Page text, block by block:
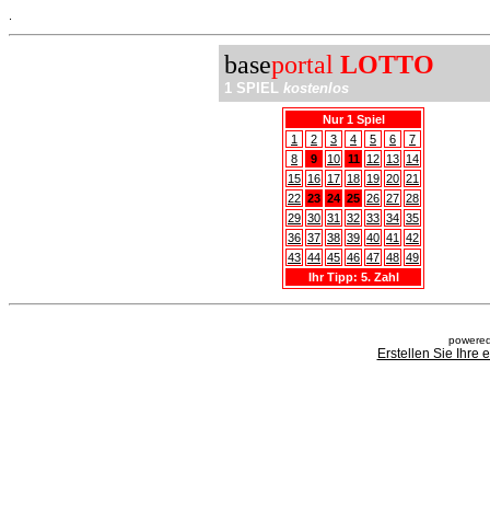
baseportal LOTTO
1 SPIEL kostenlos
Nur 1 Spiel
1
2 3 4 5 6
7
8
9 10 11 12 13 14
15 16 17 18 19 20 21
22 23 24 25 26 27 28
29 30 31 32 33 34 35
36 37 38 39 40 41
42
43 44 45 46 47 48 49
Ihr Tipp: 5. Zahl
Erstellen Sie Ihre